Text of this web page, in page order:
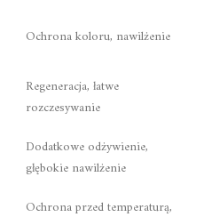
Ochrona koloru, nawilżenie
Regeneracja, łatwe
rozczesywanie
Dodatkowe odżywienie,
głębokie nawilżenie
Ochrona przed temperaturą,